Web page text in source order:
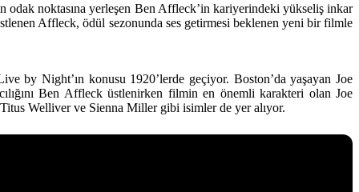
odak noktasına yerleşen Ben Affleck’in kariyerindeki yükseliş inkar
Affleck, ödül sezonunda ses getirmesi beklenen yeni bir filmle
by Night’ın konusu 1920’lerde geçiyor. Boston’da yaşayan Joe
Ben Affleck üstlenirken filmin en önemli karakteri olan Joe
Welliver ve Sienna Millergibi isimler de yer alıyor.